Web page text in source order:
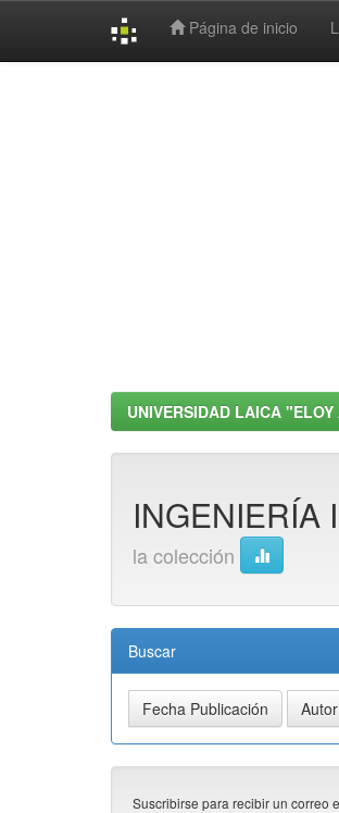
Página de inicio
UNIVERSIDAD LAICA
INGENIERÍA
la colección
Buscar
Suscribirse para recibir un correo